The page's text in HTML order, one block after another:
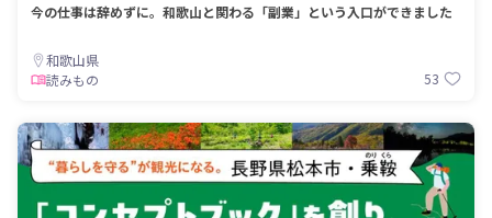
今の仕事は辞めずに。和歌山と関わる「副業」という入口ができました
和歌山県
読みもの
53